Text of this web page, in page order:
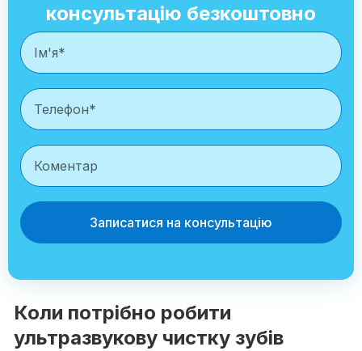
консультацію безкоштовно
Записатися на консультацію
Коли потрібно робити
ультразвукову чистку зубів